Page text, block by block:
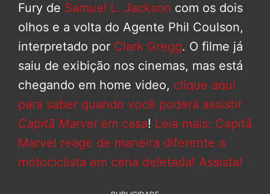
Fury de Samuel L. Jackson com os dois
olhos e a volta do Agente Phil Coulson,
interpretado por Clark Gregg. O filme já
saiu de exibição nos cinemas, mas está
chegando em home video, clique aqui
para saber quando você poderá assistir
Capitã Marvel em casa! Leia mais: Capitã
Marvel reage de maneira diferente a
motociclista em cena deletada! Assista!